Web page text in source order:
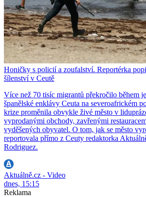
Honičky s policií a zoufalství. Reportérka
šílenství v Ceutě
Více než 70 tisíc migrantů překročilo během
španělské enklávy Ceuta na severoafrickém
krize proměnila obvykle živé město v
vyprodanými obchody, zavřenými
vyděšených obyvatel. O tom, jak se město
reportovala přímo z Ceuty redaktorka
Rodriguez.
Aktuálně.cz - Video
dnes, 15:15
Reklama